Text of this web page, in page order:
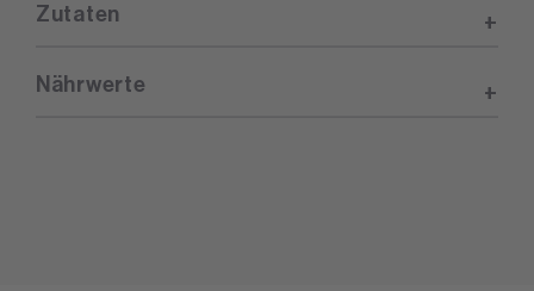
Zutaten
Nährwerte